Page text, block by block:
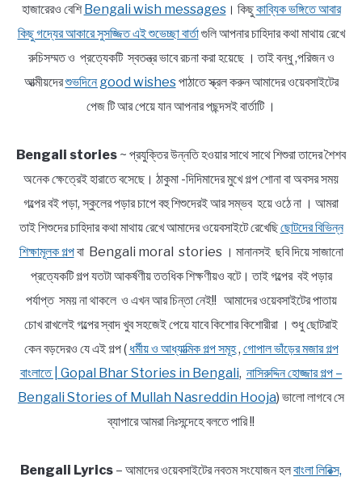
হাজারেরও বেশিBengali wish messages। কিছুকাব্যিক ভঙ্গিতে আবার
কিছু গদ্যের আকারে সুসজ্জিত এই শুভেচ্ছা বার্তাগুলি আপনার চাহিদার কথা মাথায় রেখে
রুচিসম্মত ও প্রত্যেকটি স্বতন্ত্র ভাবে রচনা করা হয়েছে । তাই বন্ধু ,পরিজন ও
আত্মীয়দেরশুভদিনে good wishesপাঠাতে স্ক্রল করুন আমাদের ওয়েবসাইটের
পেজ টি আর পেয়ে যান আপনার পছন্দসই বার্তাটি ।
Bengali stories ~ প্রযুক্তির উন্নতি হওয়ার সাথে সাথে শিশুরা তাদের শৈশব
অনেক ক্ষেত্রেই হারাতে বসেছে। ঠাকুমা -দিদিমাদের মুখে গল্প শোনা বা অবসর সময়
গল্পের বই পড়া, স্কুলের পড়ার চাপে বহু শিশুদেরই আর সম্ভব হয়ে ওঠে না । আমরা
তাই শিশুদের চাহিদার কথা মাথায় রেখে আমাদের ওয়েবসাইটে রেখেছিছোটদের বিভিন্ন
শিক্ষামূলক গল্পবা Bengali moral stories । মানানসই ছবি দিয়ে সাজানো
প্রত্যেকটি গল্প যতটা আকর্ষণীয় ততধিক শিক্ষণীয়ও বটে। তাই গল্পের বই পড়ার
পর্যাপ্ত সময় না থাকলে ও এখন আর চিন্তা নেই!! আমাদের ওয়েবসাইটের পাতায়
চোখ রাখলেই গল্পের স্বাদ খুব সহজেই পেয়ে যাবে কিশোর কিশোরীরা । শুধু ছোটরাই
কেন বড়দেরও যে এই গল্প ( ধর্মীয় ও আধ্যাত্মিক গল্প সমূহ, গোপাল ভাঁড়ের মজার গল্প
বাংলাতে | Gopal Bhar Stories in Bengali, নাসিরুদ্দিন হোজ্জার গল্প –
Bengali Stories of Mullah Nasreddin Hooja) ভালো লাগবে সে
ব্যাপারে আমরা নিঃসন্দেহে বলতে পারি !!
Bengali Lyrics – আমাদের ওয়েবসাইটের নবতম সংযোজন হলবাংলা লিরিক্স,